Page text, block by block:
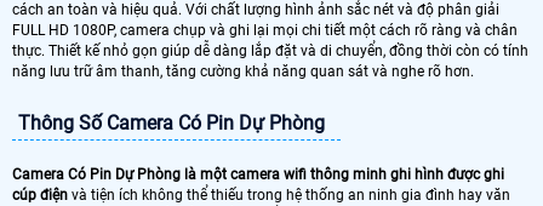
cách an toàn và hiệu quả. Với chất lượng hình ảnh sắc nét và độ phân giải
FULL HD 1080P, camera chụp và ghi lại mọi chi tiết một cách rõ ràng và chân
thực. Thiết kế nhỏ gọn giúp dễ dàng lắp đặt và di chuyển, đồng thời còn có tính
năng lưu trữ âm thanh, tăng cường khả năng quan sát và nghe rõ hơn.
Thông Số Camera Có Pin Dự Phòng
Camera Có Pin Dự Phòng là một camera wifi thông minh ghi hình được ghi
cúp điện và tiện ích không thể thiếu trong hệ thống an ninh gia đình hay văn